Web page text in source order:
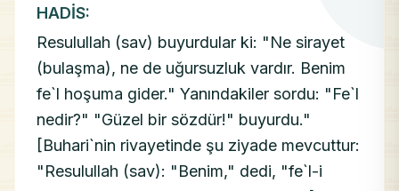
HADİS:
Resulullah (sav) buyurdular ki: "Ne sirayet
(bulaşma), ne de uğursuzluk vardır. Benim
fe`l hoşuma gider." Yanındakiler sordu: "Fe`l
nedir?" "Güzel bir sözdür!" buyurdu."
[Buhari`nin rivayetinde şu ziyade mevcuttur:
"Resulullah (sav): "Benim," dedi, "fe`l-i